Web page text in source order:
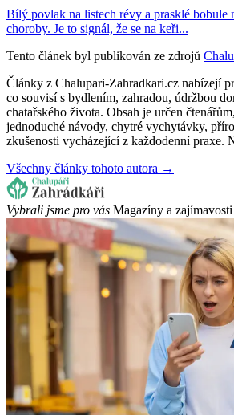
Bílý povlak na listech révy a prasklé bobule
choroby. Je to signál, že se na keři...
Tento článek byl publikován ze zdrojů
Články z Chalupari-Zahradkari.cz nabízejí
co souvisí s bydlením, zahradou, údržbou
chatařského života. Obsah je určen
jednoduché návody, chytré vychytávky,
zkušenosti vycházející z každodenní praxe.
Všechny články tohoto autora →
Vybrali jsme pro vás Magazíny a zajímavosti